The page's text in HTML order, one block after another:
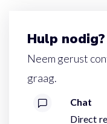
Hulp nodig?
Neem gerust
graag.
Chat
Direct